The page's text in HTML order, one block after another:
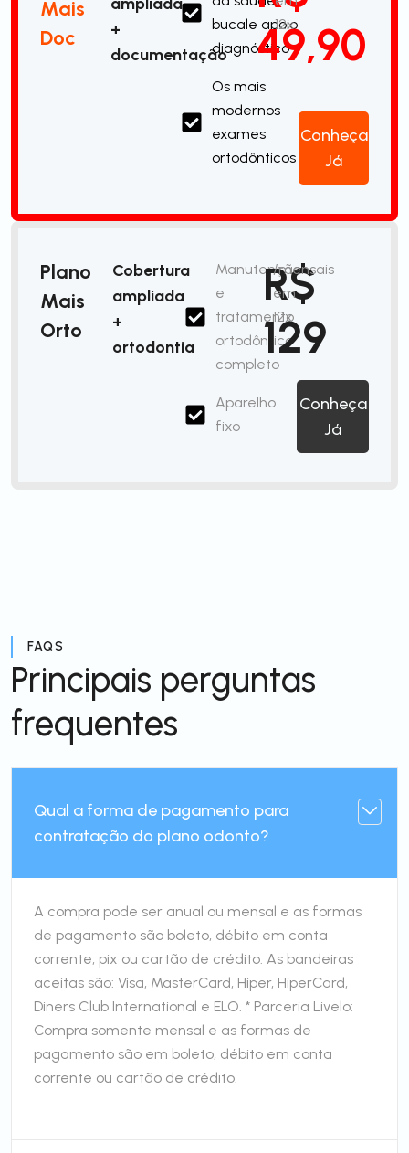
Mais
Doc
+
documentação
bucale apoio
diagnóstico
Os mais
modernos
exames
ortodônticos
49,90
12x
Conheça
Já
Plano
Mais
Orto
Cobertura
ampliada
+
ortodontia
Manutenção
e
tratamento
ortodôntico
completo
Aparelho
fixo
R$
129
/mensais
em
12x
Conheça
Já
FAQS
Principais perguntas
frequentes
Qual a forma de pagamento para
contratação do plano odonto?
A compra pode ser anual ou mensal e as formas
de pagamento são boleto, débito em conta
corrente, pix ou cartão de crédito. As bandeiras
aceitas são: Visa, MasterCard, Hiper, HiperCard,
Diners Club International e ELO. * Parceria Livelo:
Compra somente mensal e as formas de
pagamento são em boleto, débito em conta
corrente ou cartão de crédito.